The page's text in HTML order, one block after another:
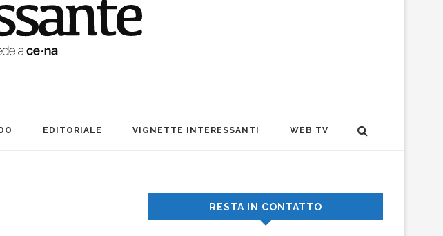
EDITORIALE VIGNETTE INTERESSANTI WEB TV
RESTA IN CONTATTO